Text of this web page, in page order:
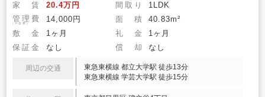
家 賃 20.4万円 間取り
1LDK
管理費
(共益費) 14,000円 面 積
40.83m²
敷 金
1ヶ月 礼 金
1ヶ月
保証金
なし 償 却 なし
周辺の交通
東急東横線 都立大学駅 徒歩13分
東急東横線 学芸大学駅 徒歩15分